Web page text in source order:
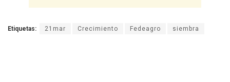
Etiquetas: 21mar Crecimiento Fedeagro siembra